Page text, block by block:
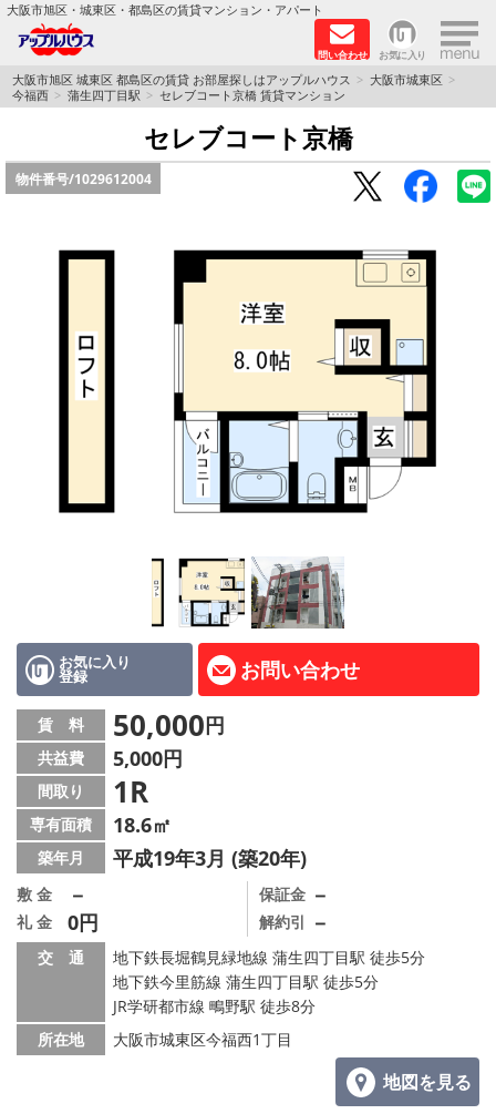
大阪市旭区・城東区・都島区の賃貸マンション・アパート
問い合わせ お気に入り ×
TOPページ
路線·駅から探す
スタッフ
LINE公式アカウント
会社概要
メールでお問い合わせ
大阪市旭区 城東区 都島区の賃貸 お部屋探しはアップルハウス
大阪市城東区
今福西
蒲生四丁目駅 セレブコート京橋 賃貸マンション
セレブコート京橋
物件番号/1029612004
お気に入り
登録 お問い合わせ
賃 料 50,000円
共益費 5,000円
間取り 1R
専有面積 18.6㎡
築年月 平成19年3月 (築20年)
敷 金 －
礼 金 0円
保証金 －
解約引 －
交 通
地下鉄長堀鶴見緑地線 蒲生四丁目駅 徒歩5分
地下鉄今里筋線 蒲生四丁目駅 徒歩5分
JR学研都市線 鴫野駅 徒歩8分
所在地
大阪市城東区今福西1丁目
地図を見る